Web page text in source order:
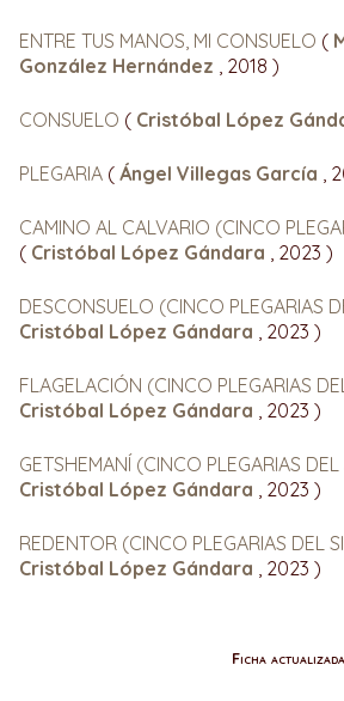
ENTRE TUS MANOS, MI CONSUELO (
González Hernández
, 2018 )
CONSUELO ( Cristóbal López
PLEGARIA ( Ángel Villegas García ,
CAMINO AL CALVARIO (CINCO
( Cristóbal López Gándara , 2023 )
DESCONSUELO (CINCO PLEGARIAS
Cristóbal López Gándara
, 2023 )
FLAGELACIÓN (CINCO PLEGARIAS
Cristóbal López Gándara
, 2023 )
GETSHEMANÍ (CINCO PLEGARIAS
Cristóbal López Gándara
, 2023 )
REDENTOR (CINCO PLEGARIAS DEL
Cristóbal López Gándara
, 2023 )
Ficha